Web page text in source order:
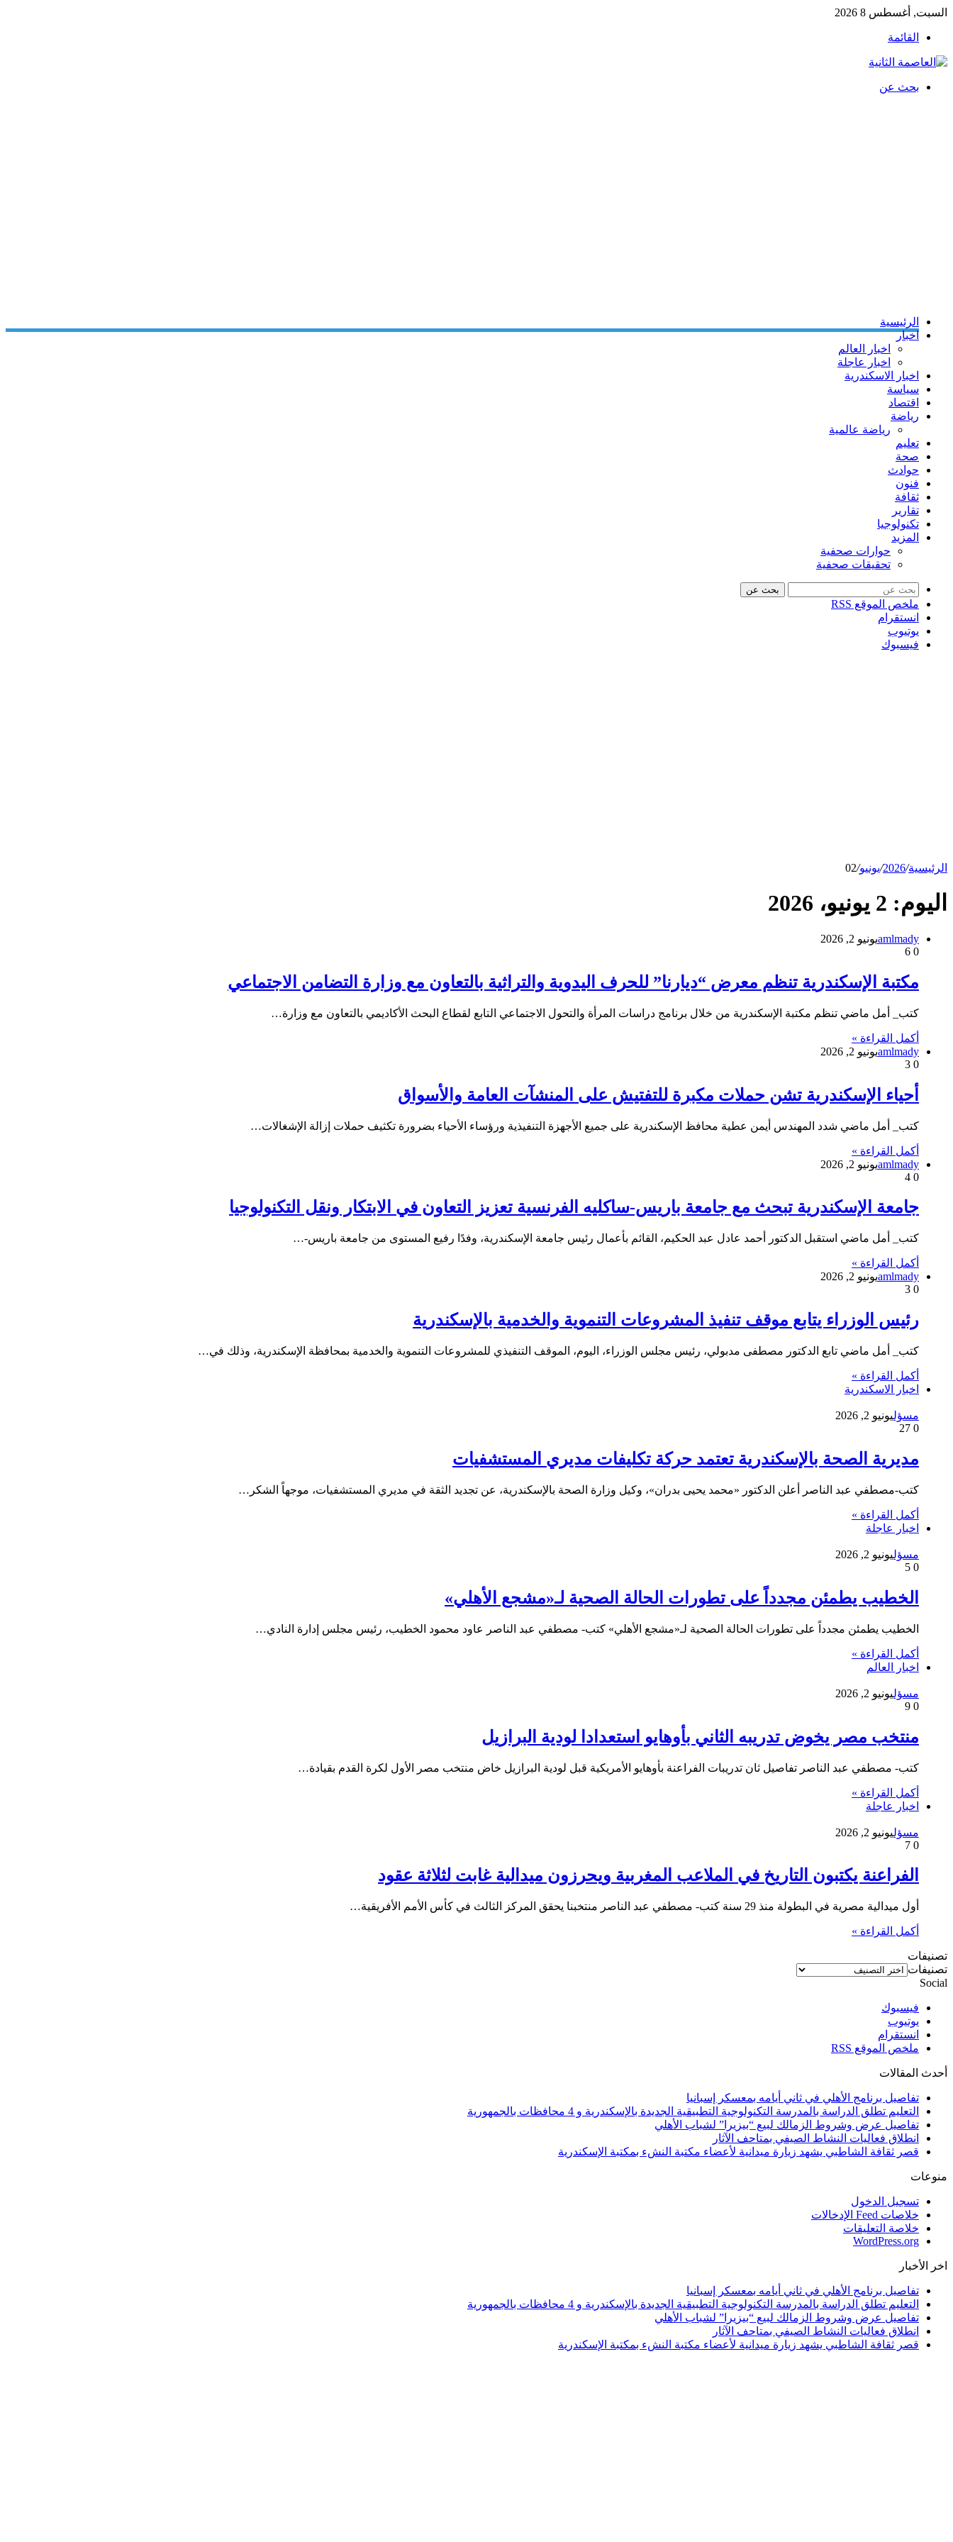
السبت, أغسطس 8 2026
القائمة
بحث عن
الرئيسية
اخبار
اخبار العالم
اخبار عاجلة
اخبار الاسكندرية
سياسة
اقتصاد
رياضة
رياضة عالمية
تعليم
صحة
حوادث
فنون
ثقافة
تقارير
تكنولوجيا
المزيد
حوارات صحفية
تحقيقات صحفية
بحث عن
ملخص الموقع RSS
انستقرام
يوتيوب
فيسبوك
الرئيسية/
2026
/يونيو/
02
اليوم: 2 يونيو، 2026
amlmadyيونيو 2, 2026
0
مكتبة الإسكندرية تنظم معرض “ديارنا” للحرف اليدوية والتراثية بالتعاون مع وزارة التضامن الاجتماعي
كتب_ أمل ماضي تنظم مكتبة الإسكندرية من خلال برنامج دراسات المرأة والتحول الاجتماعي التابع لقطاع البحث الأكاديمي بالتعاون مع وزارة…
أكمل القراءة »
amlmadyيونيو 2, 2026
0
أحياء الإسكندرية تشن حملات مكبرة للتفتيش على المنشآت العامة والأسواق
كتب_ أمل ماضي شدد المهندس أيمن عطية محافظ الإسكندرية على جميع الأجهزة التنفيذية ورؤساء الأحياء بضرورة تكثيف حملات إزالة الإشغالات…
أكمل القراءة »
amlmadyيونيو 2, 2026
0
جامعة الإسكندرية تبحث مع جامعة باريس-ساكليه الفرنسية تعزيز التعاون في الابتكار ونقل التكنولوجيا
كتب_ أمل ماضي استقبل الدكتور أحمد عادل عبد الحكيم، القائم بأعمال رئيس جامعة الإسكندرية، وفدًا رفيع المستوى من جامعة باريس-…
أكمل القراءة »
amlmadyيونيو 2, 2026
0
رئيس الوزراء يتابع موقف تنفيذ المشروعات التنموية والخدمية بالإسكندرية
كتب_ أمل ماضي تابع الدكتور مصطفى مدبولي، رئيس مجلس الوزراء، اليوم، الموقف التنفيذي للمشروعات التنموية والخدمية بمحافظة الإسكندرية، وذلك في…
أكمل القراءة »
اخبار الاسكندرية
مسؤليونيو 2, 2026
0
مديرية الصحة بالإسكندرية تعتمد حركة تكليفات مديري المستشفيات
كتب-مصطفي عبد الناصر أعلن الدكتور «محمد يحيى بدران»، وكيل وزارة الصحة بالإسكندرية، عن تجديد الثقة في مديري المستشفيات، موجهاً الشكر…
أكمل القراءة »
اخبار عاجلة
مسؤليونيو 2, 2026
0
الخطيب يطمئن مجدداً على تطورات الحالة الصحية لـ«مشجع الأهلي»
الخطيب يطمئن مجدداً على تطورات الحالة الصحية لـ«مشجع الأهلي» كتب- مصطفي عبد الناصر عاود محمود الخطيب، رئيس مجلس إدارة النادي…
أكمل القراءة »
اخبار العالم
مسؤليونيو 2, 2026
0
منتخب مصر يخوض تدريبه الثاني بأوهايو استعدادا لودية البرازيل
كتب- مصطفي عبد الناصر تفاصيل ثان تدريبات الفراعنة بأوهايو الأمريكية قبل لودية البرازيل خاض منتخب مصر الأول لكرة القدم بقيادة…
أكمل القراءة »
اخبار عاجلة
مسؤليونيو 2, 2026
0
الفراعنة يكتبون التاريخ في الملاعب المغربية ويحرزون ميدالية غابت لثلاثة عقود
أول ميدالية مصرية في البطولة منذ 29 سنة كتب- مصطفي عبد الناصر منتخبنا يحقق المركز الثالث في كأس الأمم الأفريقية…
أكمل القراءة »
تصنيفات
تصنيفات
Social
فيسبوك
يوتيوب
انستقرام
ملخص الموقع RSS
أحدث المقالات
تفاصيل برنامج الأهلي في ثاني أيامه بمعسكر إسبانيا
التعليم تطلق الدراسة بالمدرسة التكنولوجية التطبيقية الجديدة بالإسكندرية و 4 محافظات بالجمهورية
تفاصيل عرض وشروط الزمالك لبيع “بيزيرا” لشباب الأهلي
انطلاق فعاليات النشاط الصيفي بمتاحف الآثار
قصر ثقافة الشاطبي يشهد زيارة ميدانية لأعضاء مكتبة النشء بمكتبة الإسكندرية
منوعات
تسجيل الدخول
خلاصات Feed الإدخالات
خلاصة التعليقات
WordPress.org
اخر الأخبار
تفاصيل برنامج الأهلي في ثاني أيامه بمعسكر إسبانيا
التعليم تطلق الدراسة بالمدرسة التكنولوجية التطبيقية الجديدة بالإسكندرية و 4 محافظات بالجمهورية
تفاصيل عرض وشروط الزمالك لبيع “بيزيرا” لشباب الأهلي
انطلاق فعاليات النشاط الصيفي بمتاحف الآثار
قصر ثقافة الشاطبي يشهد زيارة ميدانية لأعضاء مكتبة النشء بمكتبة الإسكندرية